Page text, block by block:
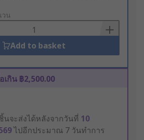
วน
Add to basket
กิน ฿2,500.00
นจะส่งได้หลังจากวันที่ 10
ไปอีกประมาณ 7 วันทำการ